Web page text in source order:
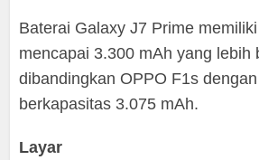
Baterai Galaxy J7 Prime
mencapai 3.300 mAh yang lebih
dibandingkan OPPO F1s
berkapasitas 3.075 mAh.
Layar